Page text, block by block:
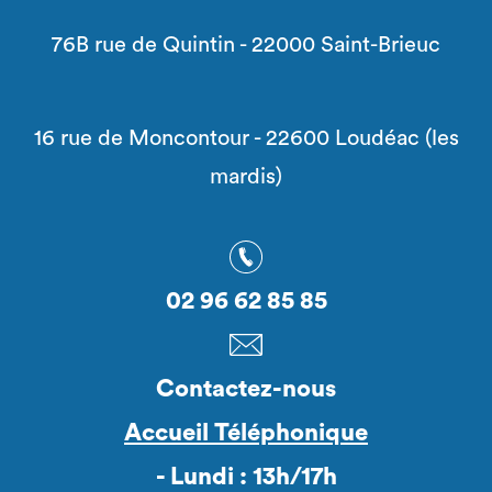
76B rue de Quintin - 22000 Saint-Brieuc
16 rue de Moncontour - 22600 Loudéac (les
mardis)
02 96 62 85 85
Contactez-nous
Accueil Téléphonique
- Lundi : 13h/17h